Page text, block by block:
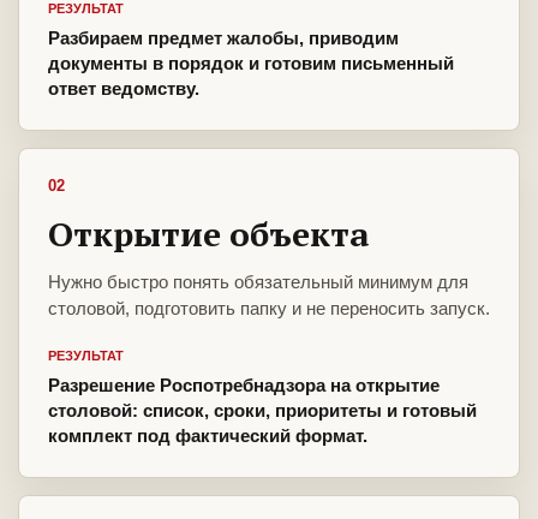
РЕЗУЛЬТАТ
Разбираем предмет жалобы, приводим
документы в порядок и готовим письменный
ответ ведомству.
02
Открытие объекта
Нужно быстро понять обязательный минимум для
столовой, подготовить папку и не переносить запуск.
РЕЗУЛЬТАТ
Разрешение Роспотребнадзора на открытие
столовой: список, сроки, приоритеты и готовый
комплект под фактический формат.